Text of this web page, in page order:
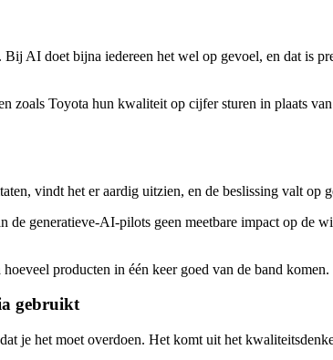
AI doet bijna iedereen het wel op gevoel, en dat is
zoals Toyota hun kwaliteit op cijfer sturen in plaats
vindt het er aardig uitzien, en de beslissing valt
de generatieve-AI-pilots geen meetbare impact op de
producten in één keer goed van de band
gebruikt
je het moet overdoen. Het komt uit het